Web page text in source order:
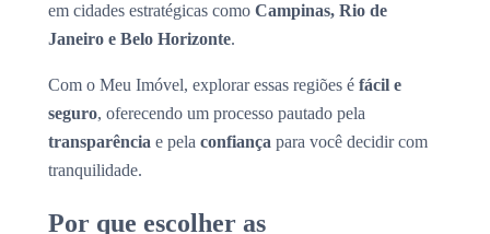
em cidades estratégicas como Campinas, Rio de
Janeiro e Belo Horizonte.
Com o Meu Imóvel, explorar essas regiões é fácil e
seguro, oferecendo um processo pautado pela
transparência e pela confiança para você decidir com
tranquilidade.
Por que escolher as